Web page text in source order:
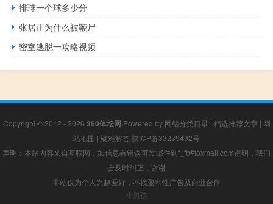
排球一个球多少分
张居正为什么被鞭尸
密室逃脱一攻略视频
Copyright © 2012 - 2026 360体坛网 Powered by 网站分类目录 | 精选推荐文章 | 网
站地图 | 疑难解答 陕ICP备33239492号
声明：本站内容来自互联网，如信息有错误可发邮件到f_fb#foxmail.com说明，我们
会及时纠正，谢谢
本站仅为个人兴趣爱好，不接盈利性广告及商业合作
小男孩